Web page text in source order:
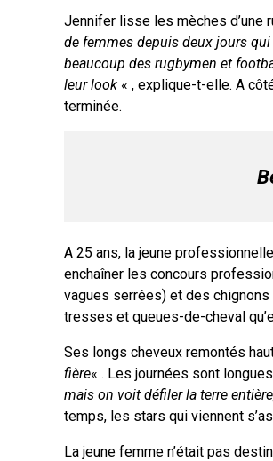
Jennifer lisse les mèches d’une
de femmes depuis deux jours
beaucoup des rugbymen et
leur look « , explique-t-elle. A
terminée.
A 25 ans, la jeune
enchaîner les concours
vagues serrées) et des
tresses et queues-de-cheval
Ses longs cheveux remontés
fière« . Les journées sont
mais on voit défiler la terre
temps, les stars qui viennent
La jeune femme n’était pas